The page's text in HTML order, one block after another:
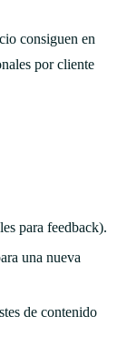
consiguen en
por cliente
para feedback).
una nueva
de contenido